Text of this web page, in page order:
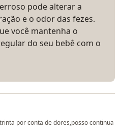
pode alterar a
e o odor das fezes.
você mantenha o
do seu bebê com o
por conta de dores,posso continua